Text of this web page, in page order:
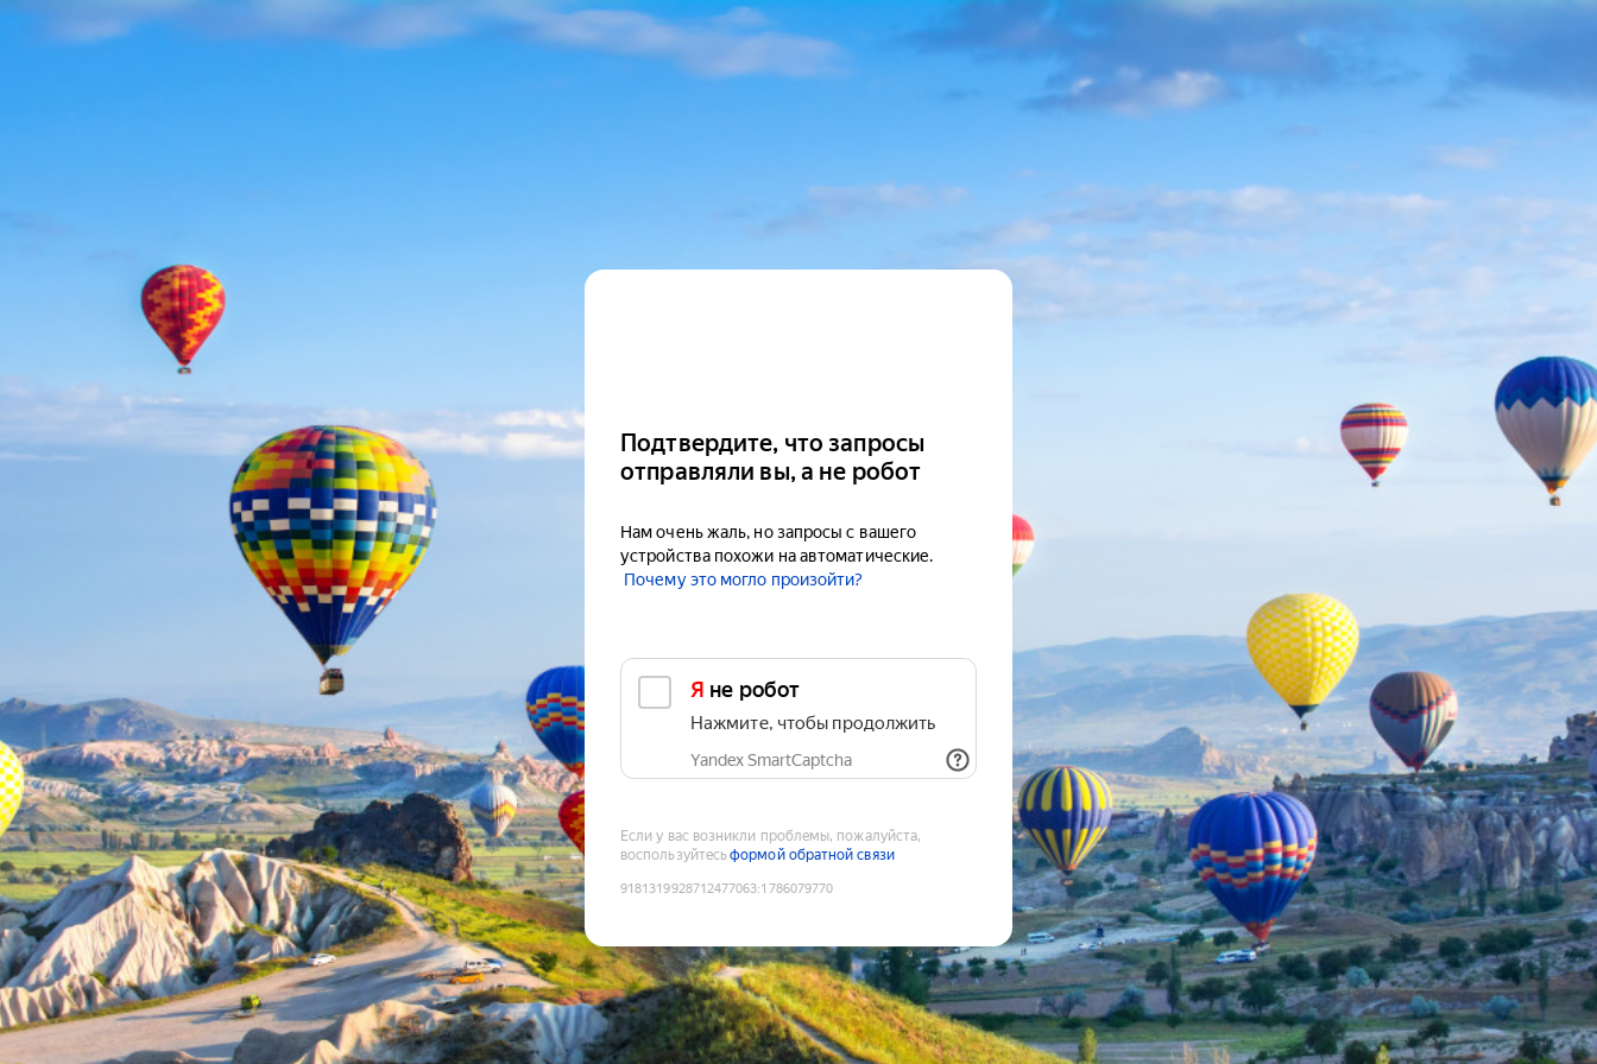
Подтвердите, что запросы
отправляли вы, а не робот
Нам очень жаль, но запросы с вашего
устройства похожи на автоматические.
Почему это могло произойти?
Я не робот
Нажмите, чтобы продолжить
Yandex SmartCaptcha
Если у вас возникли проблемы, пожалуйста,
воспользуйтесьформой обратной связи
9181319928712477063:1786079770